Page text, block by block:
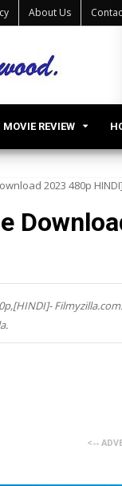
About Us
MOVIE REVIEW
2023 480p
<--